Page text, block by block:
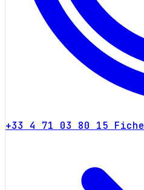
+33 4 71 03 80 15 Fiche